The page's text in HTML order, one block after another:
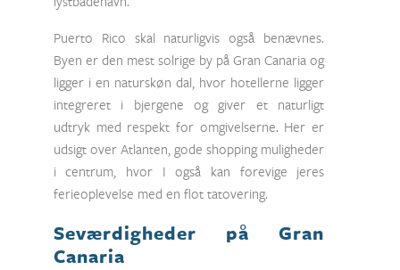
Puerto Rico skal naturligvis også benævnes.
Byen er den mest solrige by på Gran Canaria og
ligger i en naturskøn dal, hvor hotellerne ligger
integreret i bjergene og giver et naturligt
udtryk med respekt for omgivelserne. Her er
udsigt over Atlanten, gode shopping muligheder
i centrum, hvor I også kan forevige jeres
ferieoplevelse med en flot tatovering.
Seværdigheder på Gran
Canaria